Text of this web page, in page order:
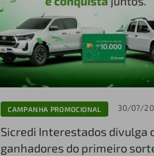
CAMPANHA PROMOCIONAL 30/07/
Sicredi Interestados divulga
ganhadores do primeiro